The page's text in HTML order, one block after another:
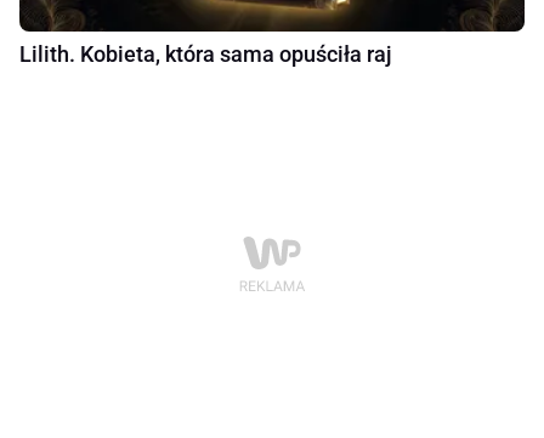
Lilith. Kobieta, która sama opuściła raj